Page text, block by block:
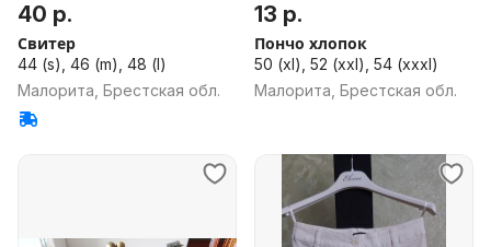
40 р.
Свитер
44 (s), 46 (m), 48 (l)
Малорита, Брестская обл.
13 р.
Пончо хлопок
50 (xl), 52 (xxl), 54 (xxxl)
Малорита, Брестская обл.